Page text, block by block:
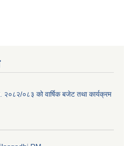
२०८२/०८३ को वार्षिक बजेट तथा कार्यक्रम